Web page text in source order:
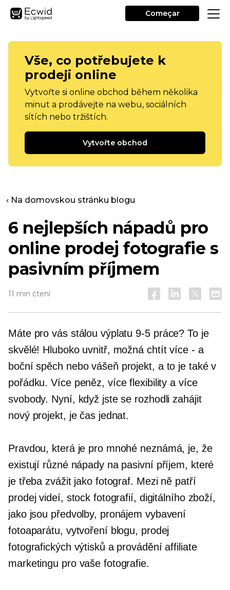
Começar
Vše, co potřebujete k
prodeji online
Vytvořte si online obchod během několika
minut a prodávejte na webu, sociálních
sítích nebo tržištích.
Vytvořte obchod
‹ Na domovskou stránku blogu
6 nejlepších nápadů pro
online prodej fotografie s
pasivním příjmem
11 min čtení
Máte pro vás stálou výplatu 9-5práce? To je
skvělé! Hluboko uvnitř, možná chtítvíce - a
boční spěch nebo vášeň projekt, a to je také v
pořádku. Více peněz, více flexibility a více
svobody. Nyní, když jste se rozhodli zahájit
nový projekt, je čas jednat.
Pravdou, která je pro mnohé neznámá, je, že
existují různé nápady na pasivní příjem, které
je třeba zvážit jako fotograf. Mezi ně patří
prodej videí, stock fotografií, digitálního zboží,
jako jsou předvolby, pronájem vybavení
fotoaparátu, vytvoření blogu, prodej
fotografických výtisků a provádění affiliate
marketingu pro vaše fotografie.